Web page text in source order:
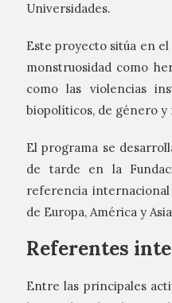
Universidades.
Este proyecto sitúa en
monstruosidad como
como las violencias
biopolíticos, de género y
El programa se
de tarde en la
referencia
de Europa, América y
Referentes
Entre las principales